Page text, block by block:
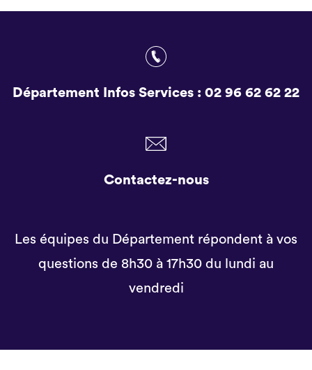
Département Infos Services : 02 96 62 62 22
Contactez-nous
Les équipes du Département répondent à vos
questions de 8h30 à 17h30 du lundi au
vendredi